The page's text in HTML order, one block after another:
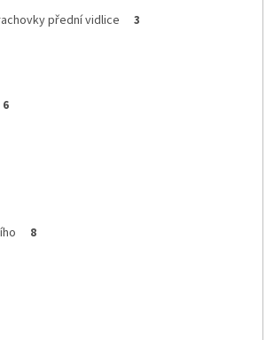
přední vidlice 3
6
8